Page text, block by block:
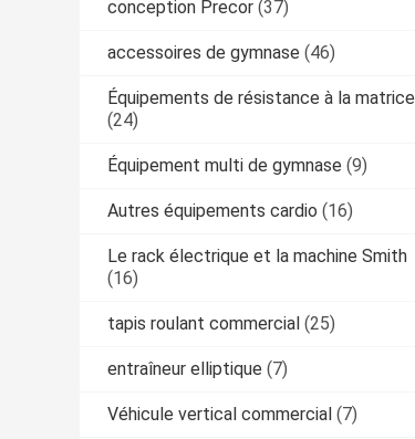
conception Precor (37)
accessoires de gymnase (46)
Équipements de résistance à la matrice
(24)
Équipement multi de gymnase (9)
Autres équipements cardio (16)
Le rack électrique et la machine Smith
(16)
tapis roulant commercial (25)
entraîneur elliptique (7)
Véhicule vertical commercial (7)